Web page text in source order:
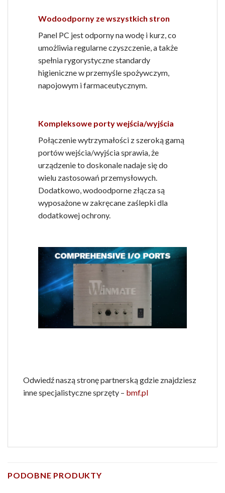
Wodoodporny ze wszystkich stron
Panel PC jest odporny na wodę i kurz, co
umożliwia regularne czyszczenie, a także
spełnia rygorystyczne standardy
higieniczne w przemyśle spożywczym,
napojowym i farmaceutycznym.
Kompleksowe porty wejścia/wyjścia
Połączenie wytrzymałości z szeroką gamą
portów wejścia/wyjścia sprawia, że ​​
urządzenie to doskonale nadaje się do
wielu zastosowań przemysłowych.
Dodatkowo, wodoodporne złącza są
wyposażone w zakręcane zaślepki dla
dodatkowej ochrony.
Odwiedź naszą stronę partnerską gdzie znajdziesz
inne specjalistyczne sprzęty – bmf.pl
PODOBNE PRODUKTY